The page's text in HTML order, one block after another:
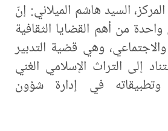
السيد هاشم الميلاني: إنّ
من أهم القضايا الثقافية
وهي قضية التدبير
إلى التراث الإسلامي الغني
وتطبيقاته في إدارة شؤون